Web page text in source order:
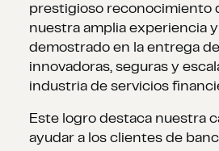
prestigioso reconocimiento
nuestra amplia experiencia
demostrado en la entrega
innovadoras, seguras y
industria de servicios
Este logro destaca nuestra
ayudar a los clientes de